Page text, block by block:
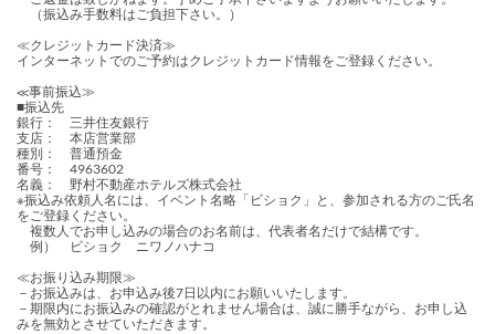
（振込み手数料はご負担下さい。）
≪クレジットカード決済≫
インターネットでのご予約はクレジットカード情報をご登録ください。
≪事前振込≫
■振込先
銀行： 三井住友銀行
支店： 本店営業部
種別： 普通預金
番号： 4963602
名義： 野村不動産ホテルズ株式会社
※振込み依頼人名には、イベント名略「ビショク」と、参加される方のご氏名
をご登録ください。
複数人でお申し込みの場合のお名前は、代表者名だけで結構です。
例） ビショク ニワノハナコ
≪お振り込み期限≫
－お振込みは、お申込み後7日以内にお願いいたします。
－期限内にお振込みの確認がとれません場合は、誠に勝手ながら、お申し込
みを無効とさせていただきます。